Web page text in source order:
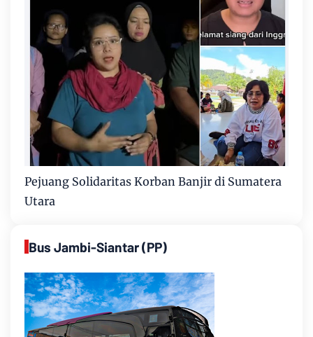
Pejuang Solidaritas Korban Banjir di Sumatera
Utara
Bus Jambi-Siantar (PP)